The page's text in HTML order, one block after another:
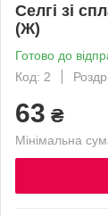
Селгі зі
(Ж)
Готово до
Код: 2
63 ₴
Мінімальна